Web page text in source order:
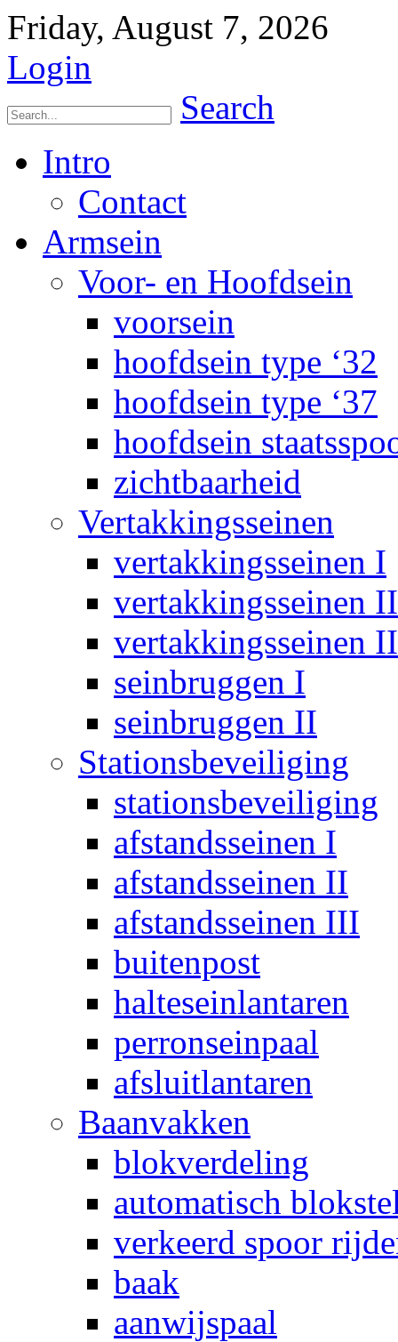
Friday, August 7, 2026
Login
Search
Intro
Contact
Armsein
Voor- en Hoofdsein
voorsein
hoofdsein type ‘32
hoofdsein type ‘37
hoofdsein
zichtbaarheid
Vertakkingsseinen
vertakkingsseinen I
vertakkingsseinen II
vertakkingsseinen
seinbruggen I
seinbruggen II
Stationsbeveiliging
stationsbeveiliging
afstandsseinen I
afstandsseinen II
afstandsseinen III
buitenpost
halteseinlantaren
perronseinpaal
afsluitlantaren
Baanvakken
blokverdeling
automatisch
verkeerd spoor
baak
aanwijspaal